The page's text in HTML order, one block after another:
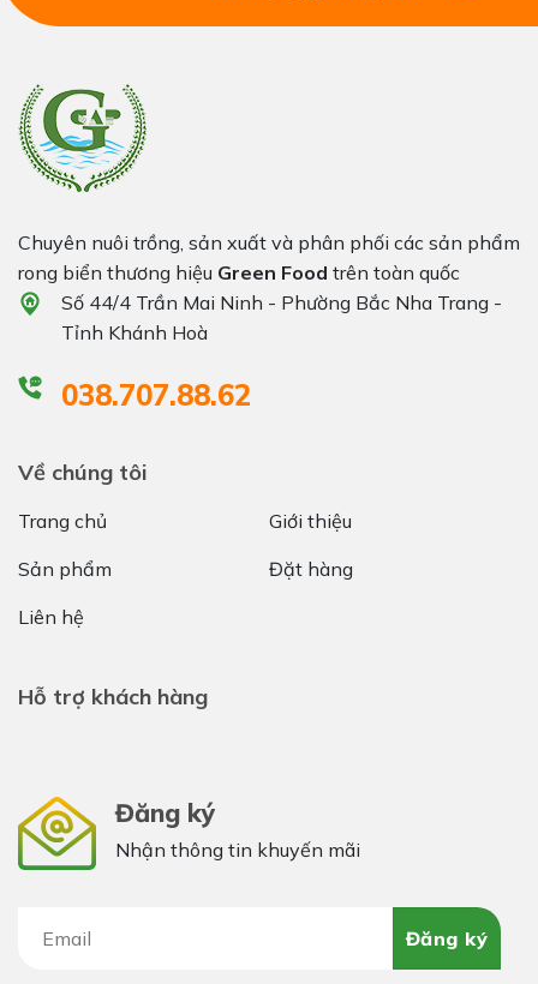
Chuyên nuôi trồng, sản xuất và phân phối các sản phẩm
rong biển thương hiệu Green Food trên toàn quốc
Số 44/4 Trần Mai Ninh - Phường Bắc Nha Trang -
Tỉnh Khánh Hoà
038.707.88.62
Về chúng tôi
Trang chủ
Giới thiệu
Sản phẩm
Đặt hàng
Liên hệ
Hỗ trợ khách hàng
Đăng ký
Nhận thông tin khuyến mãi